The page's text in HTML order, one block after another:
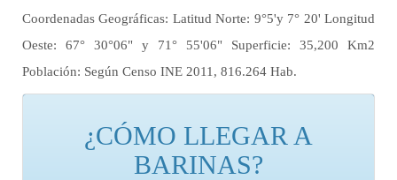
Coordenadas Geográficas: Latitud Norte: 9°5'y 7° 20' Longitud
Oeste: 67° 30°06" y 71° 55'06" Superficie: 35,200 Km2
Población: Según Censo INE 2011, 816.264 Hab.
¿CÓMO LLEGAR A
BARINAS?